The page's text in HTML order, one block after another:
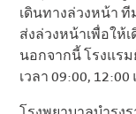
เดินทางล่วงหน้า
ส่งล่วงหน้าเพื่อให้
นอกจากนี้ โรงแร
เวลา 09:00,